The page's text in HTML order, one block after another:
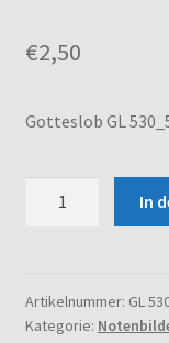
Warenkorb
€2,50
Gotteslob GL
(4.
Ton)
In
Artikelnummer: GL
Kategorie: